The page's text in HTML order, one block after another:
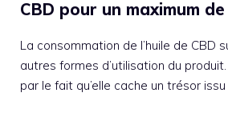
CBD pour un maximum
La consommation de l’huile de CBD
autres formes d’utilisation du
par le fait qu’elle cache un trésor issu